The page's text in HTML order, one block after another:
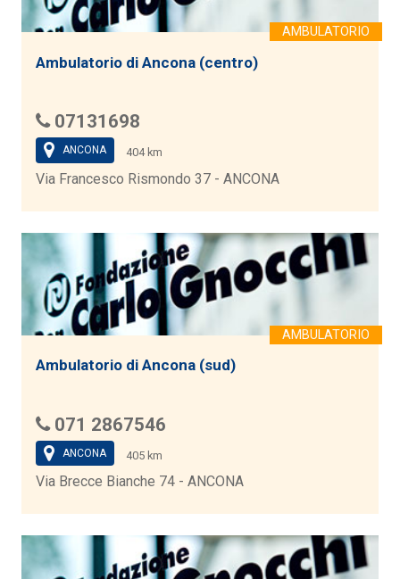
Ambulatorio di Ancona (centro)
07131698
ANCONA 404 km
Via Francesco Rismondo 37 - ANCONA
Ambulatorio di Ancona (sud)
071 2867546
ANCONA 405 km
Via Brecce Bianche 74 - ANCONA